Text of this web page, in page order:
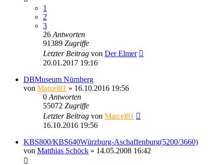
1
2
3
26 Antworten
91389 Zugriffe
Letzter Beitrag von Der Elmer
20.01.2017 19:16
DBMuseum Nürnberg
von Marcel81 » 16.10.2016 19:56
0 Antworten
55072 Zugriffe
Letzter Beitrag von Marcel81
16.10.2016 19:56
KBS800/KBS640Würzburg-Aschaffenburg(5200/3660)
von Matthias Schöck » 14.05.2008 16:42